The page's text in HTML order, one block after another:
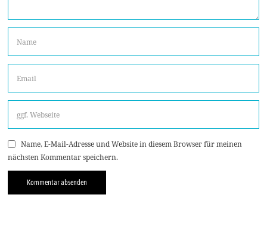
Name, E-Mail-Adresse und Website in diesem Browser für meinen
nächsten Kommentar speichern.